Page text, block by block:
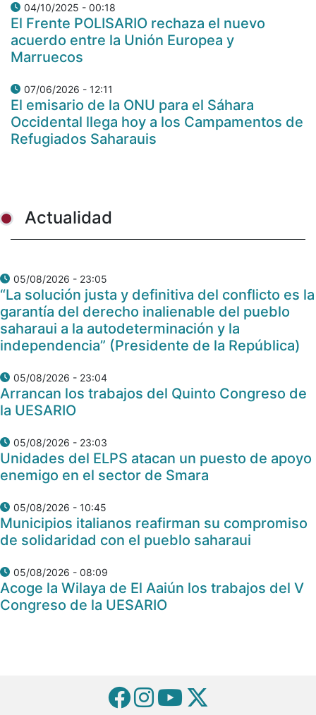
04/10/2025 - 00:18
El Frente POLISARIO rechaza el nuevo
acuerdo entre la Unión Europea y
Marruecos
07/06/2026 - 12:11
El emisario de la ONU para el Sáhara
Occidental llega hoy a los Campamentos de
Refugiados Saharauis
Actualidad
05/08/2026 - 23:05
“La solución justa y definitiva del conflicto es la
garantía del derecho inalienable del pueblo
saharaui a la autodeterminación y la
independencia” (Presidente de la República)
05/08/2026 - 23:04
Arrancan los trabajos del Quinto Congreso de
la UESARIO
05/08/2026 - 23:03
Unidades del ELPS atacan un puesto de apoyo
enemigo en el sector de Smara
05/08/2026 - 10:45
Municipios italianos reafirman su compromiso
de solidaridad con el pueblo saharaui
05/08/2026 - 08:09
Acoge la Wilaya de El Aaiún los trabajos del V
Congreso de la UESARIO